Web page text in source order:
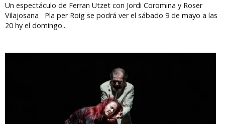
Un espectáculo de Ferran Utzet con Jordi Coromina y Roser
Vilajosana Pla per Roig se podrá ver el sábado 9 de mayo a las
20 hy el domingo...